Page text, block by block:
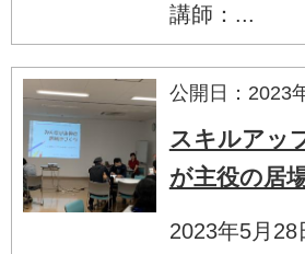
講師：...
公開日：2023
スキルアッ
が主役の居
2023年5月